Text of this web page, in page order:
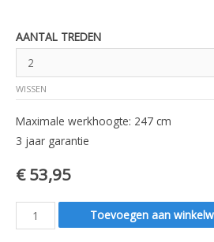
AANTAL TREDEN
WISSEN
Maximale werkhoogte: 247 cm
3 jaar garantie
€53,95
TRAPLADDER
Hailo
Toevoegen aan